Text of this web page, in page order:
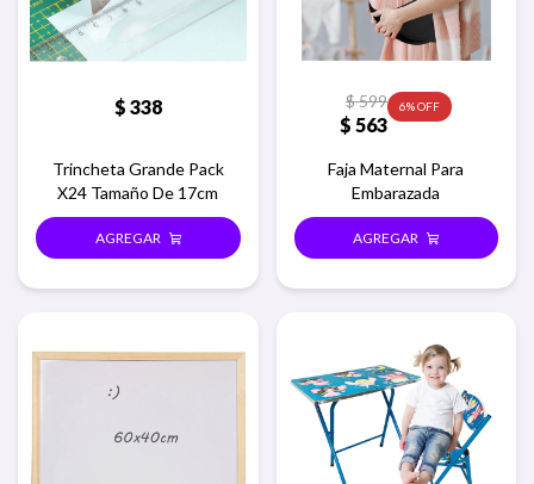
$ 338
Trincheta Grande Pack
X24 Tamaño De 17cm
$ 563
$599 6
Faja Maternal Para
Embarazada